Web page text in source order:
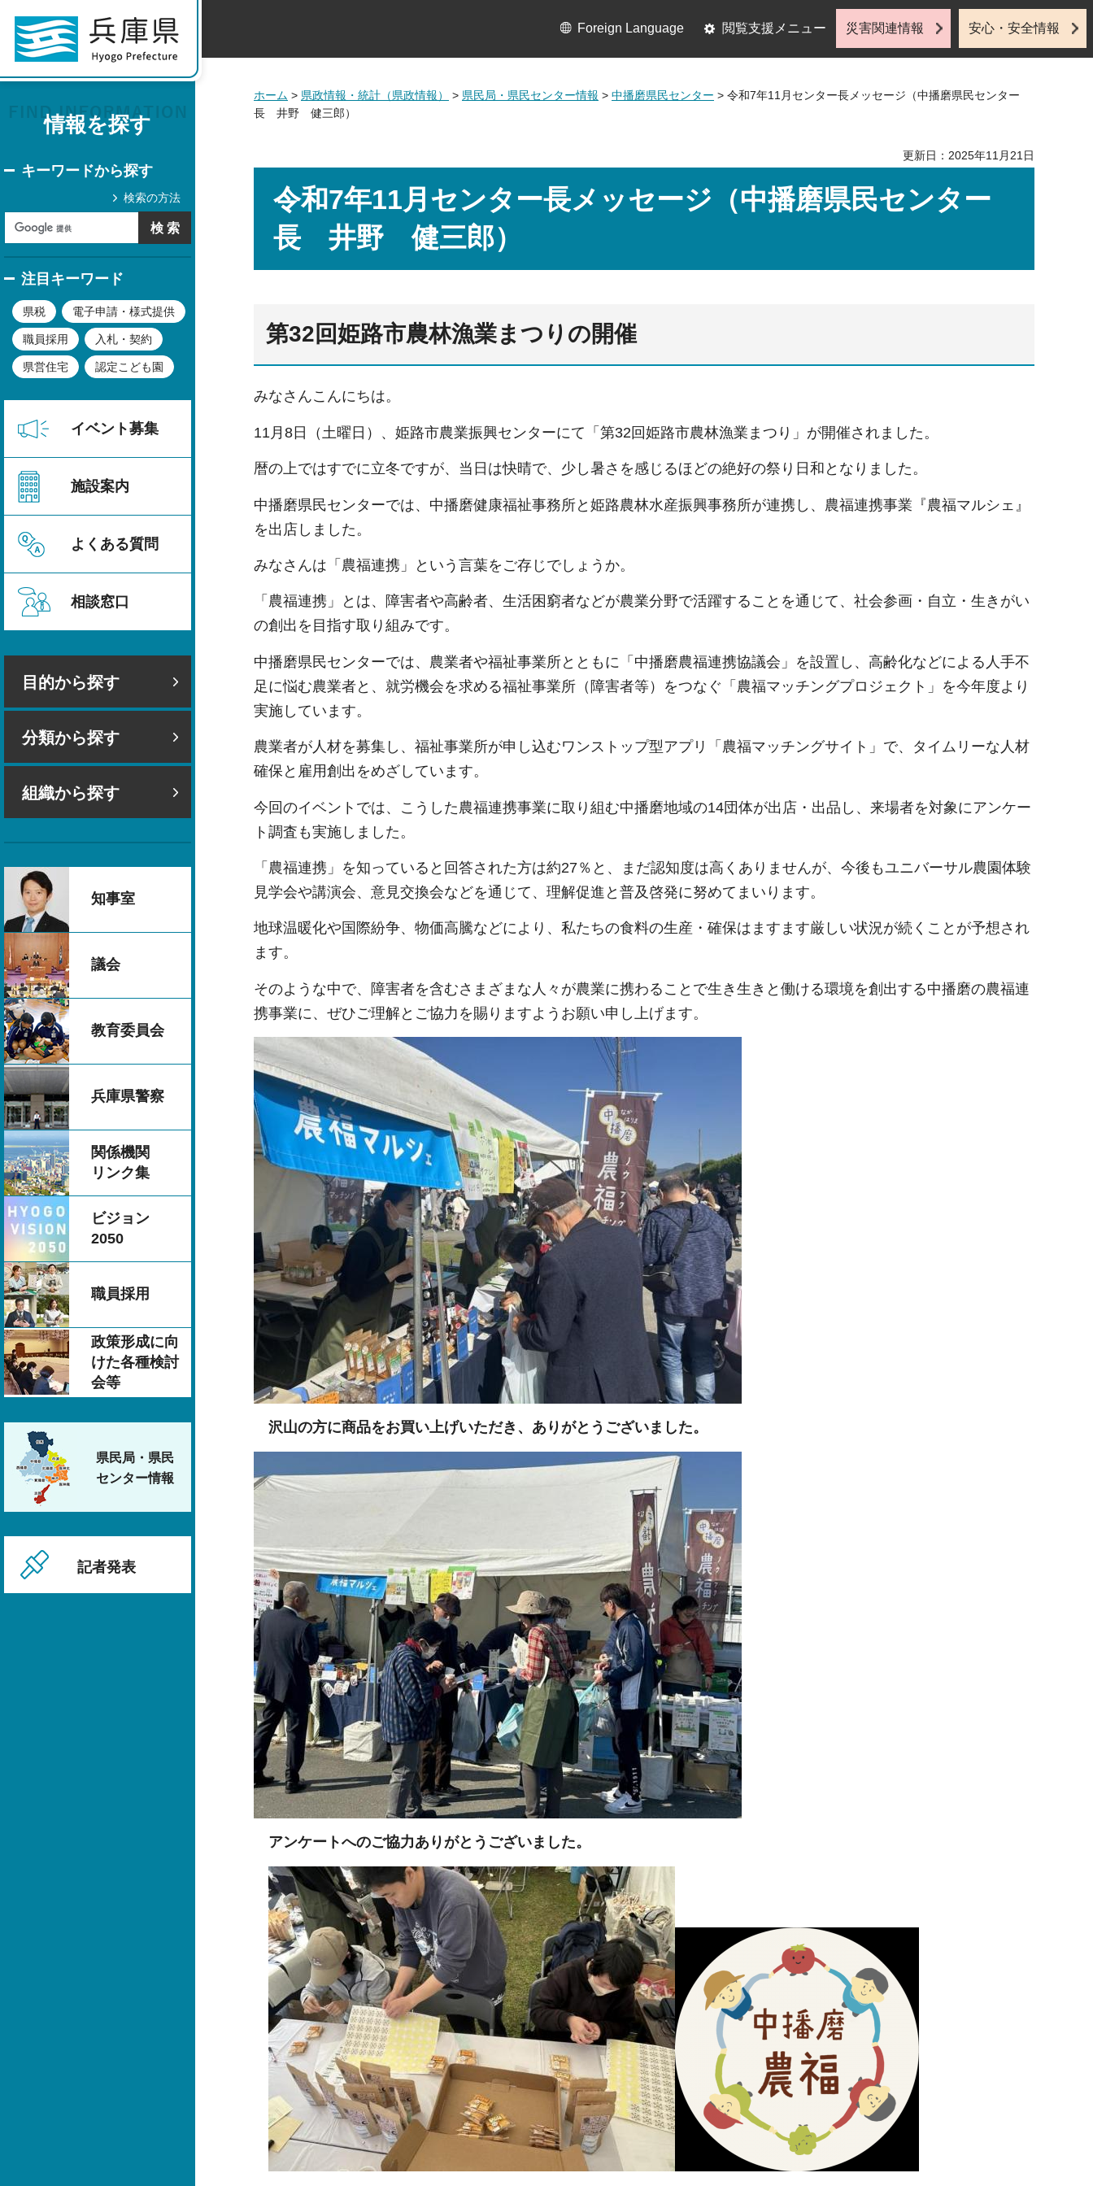
情報を探す
キーワードから探す
検索の方法
注目キーワード
県税 電子申請・様式提供
職員採用 入札・契約
県営住宅 認定こども園
イベント募集
施設案内
よくある質問
相談窓口
目的から探す
分類から探す
組織から探す
知事室
議会
教育委員会
兵庫県警察
関係機関
リンク集
ビジョン
2050
職員採用
政策形成に向
けた各種検討
会等
県民局・県民
センター情報
記者発表
Foreign Language 閲覧支援メニュー 災害関連情報 安心・安全情報
ホーム > 県政情報・統計（県政情報） > 県民局・県民センター情報 > 中播磨県民センター > 令和7年11月センター長メッセージ（中播磨県民センター
長 井野 健三郎）
更新日：2025年11月21日
令和7年11月センター長メッセージ（中播磨県民センター
長 井野 健三郎）
第32回姫路市農林漁業まつりの開催
みなさんこんにちは。
11月8日（土曜日）、姫路市農業振興センターにて「第32回姫路市農林漁業まつり」が開催されました。
暦の上ではすでに立冬ですが、当日は快晴で、少し暑さを感じるほどの絶好の祭り日和となりました。
中播磨県民センターでは、中播磨健康福祉事務所と姫路農林水産振興事務所が連携し、農福連携事業『農福マルシェ』
を出店しました。
みなさんは「農福連携」という言葉をご存じでしょうか。
「農福連携」とは、障害者や高齢者、生活困窮者などが農業分野で活躍することを通じて、社会参画・自立・生きがい
の創出を目指す取り組みです。
中播磨県民センターでは、農業者や福祉事業所とともに「中播磨農福連携協議会」を設置し、高齢化などによる人手不
足に悩む農業者と、就労機会を求める福祉事業所（障害者等）をつなぐ「農福マッチングプロジェクト」を今年度より
実施しています。
農業者が人材を募集し、福祉事業所が申し込むワンストップ型アプリ「農福マッチングサイト」で、タイムリーな人材
確保と雇用創出をめざしています。
今回のイベントでは、こうした農福連携事業に取り組む中播磨地域の14団体が出店・出品し、来場者を対象にアンケー
ト調査も実施しました。
「農福連携」を知っていると回答された方は約27％と、まだ認知度は高くありませんが、今後もユニバーサル農園体験
見学会や講演会、意見交換会などを通じて、理解促進と普及啓発に努めてまいります。
地球温暖化や国際紛争、物価高騰などにより、私たちの食料の生産・確保はますます厳しい状況が続くことが予想され
ます。
そのような中で、障害者を含むさまざまな人々が農業に携わることで生き生きと働ける環境を創出する中播磨の農福連
携事業に、ぜひご理解とご協力を賜りますようお願い申し上げます。
沢山の方に商品をお買い上げいただき、ありがとうございました。
アンケートへのご協力ありがとうございました。